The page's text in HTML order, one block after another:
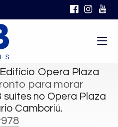
Opera Plaza
para morar
no Opera Plaza
Camboriú.